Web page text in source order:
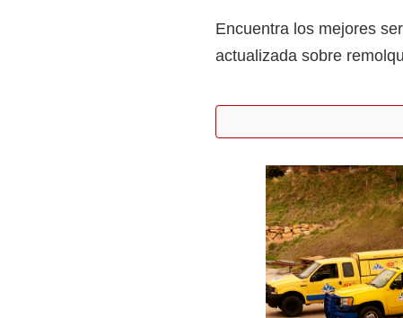
Encuentra los mejores
actualizada sobre